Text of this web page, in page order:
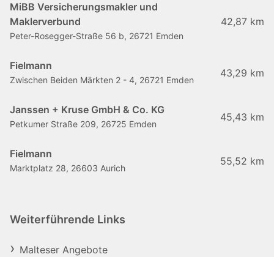
MiBB Versicherungsmakler und
Maklerverbund
Peter-Rosegger-Straße 56 b, 26721 Emden
42,87 km
Fielmann
Zwischen Beiden Märkten 2 - 4, 26721 Emden
43,29 km
Janssen + Kruse GmbH & Co. KG
Petkumer Straße 209, 26725 Emden
45,43 km
Fielmann
Marktplatz 28, 26603 Aurich
55,52 km
Weiterführende Links
Malteser Angebote